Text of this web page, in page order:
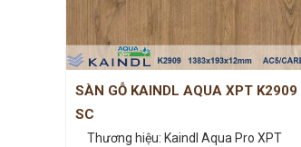
SÀN GỖ KAINDL AQUA XPT K2909
SC
Thương hiệu: Kaindl Aqua Pro XPT